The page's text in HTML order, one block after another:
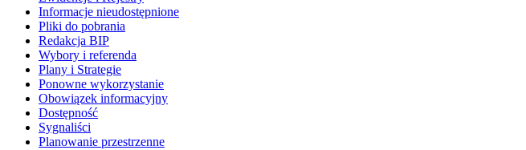
Informacje nieudostępnione
Pliki do pobrania
Redakcja BIP
Wybory i referenda
Plany i Strategie
Ponowne wykorzystanie
Obowiązek informacyjny
Dostępność
Sygnaliści
Planowanie przestrzenne